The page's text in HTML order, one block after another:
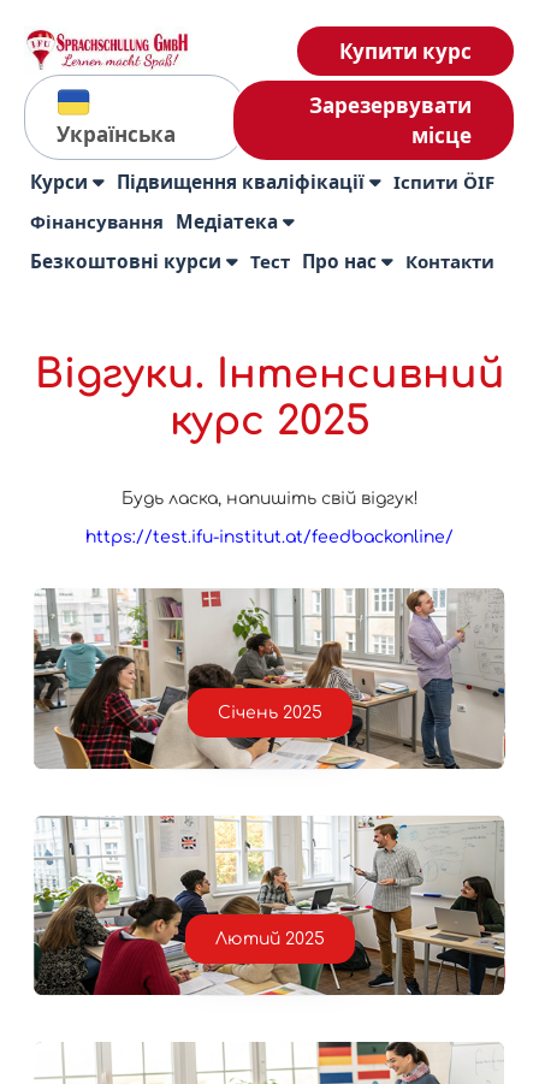
Українська
Купити курс
Зарезервувати
місце
Курси Підвищення кваліфікації
Іспити ÖIF
Фінансування Медіатека
Безкоштовні курси
Тест Про нас Контакти
Відгуки. Інтенсивний
курс 2025
Будь ласка, напишіть свій відгук!
https://test.ifu-institut.at/feedbackonline/
Січень 2025
Лютий 2025